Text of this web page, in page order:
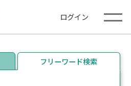
ログイン
フリーワード検索